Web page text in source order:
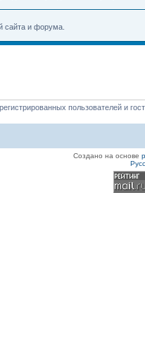
сайта и форума.
пользователей и
Создано на основе